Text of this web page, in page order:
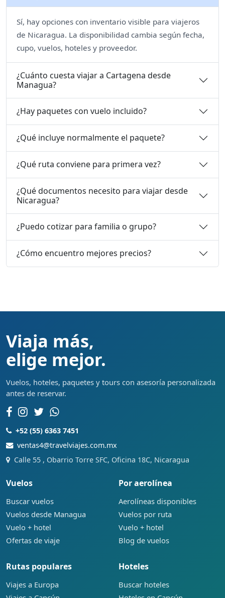
Sí, hay opciones con inventario visible para viajeros
de Nicaragua. La disponibilidad cambia según fecha,
cupo, vuelos, hoteles y proveedor.
¿Cuánto cuesta viajar a Cartagena desde
Managua?
¿Hay paquetes con vuelo incluido?
¿Qué incluye normalmente el paquete?
¿Qué ruta conviene para primera vez?
¿Qué documentos necesito para viajar desde
Nicaragua?
¿Puedo cotizar para familia o grupo?
¿Cómo encuentro mejores precios?
Viaja más,
elige mejor.
Vuelos, hoteles, paquetes y tours con asesoría personalizada
antes de reservar.
+52 (55) 6363 7451
ventas4@travelviajes.com.mx
Calle 55 , Obarrio Torre SFC, Oficina 18C, Nicaragua
Vuelos
Buscar vuelos
Vuelos desde Managua
Vuelo + hotel
Ofertas de viaje
Por aerolínea
Aerolíneas disponibles
Vuelos por ruta
Vuelo + hotel
Blog de vuelos
Rutas populares
Viajes a Europa
Hoteles
Buscar hoteles